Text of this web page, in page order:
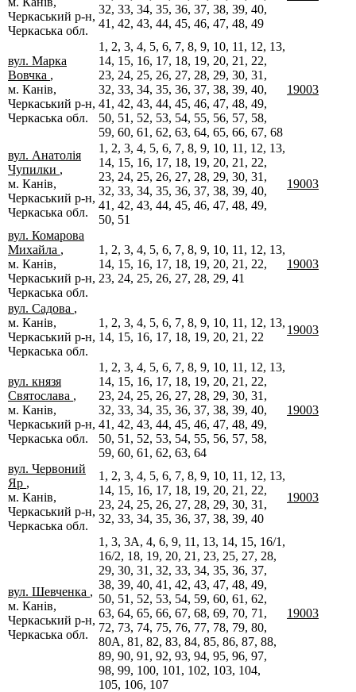
Черкаський р-н,
Черкаська обл.
32, 33, 34, 35, 36, 37, 38, 39, 40,
41, 42, 43, 44, 45, 46, 47, 48, 49
вул. Марка
Вовчка ,
м. Канів,
Черкаський р-н,
Черкаська обл.
1, 2, 3, 4, 5, 6, 7, 8, 9, 10, 11, 12, 13,
14, 15, 16, 17, 18, 19, 20, 21, 22,
23, 24, 25, 26, 27, 28, 29, 30, 31,
32, 33, 34, 35, 36, 37, 38, 39, 40,
41, 42, 43, 44, 45, 46, 47, 48, 49,
50, 51, 52, 53, 54, 55, 56, 57, 58,
59, 60, 61, 62, 63, 64, 65, 66, 67, 68
19003
вул. Анатолія
Чупилки ,
м. Канів,
Черкаський р-н,
Черкаська обл.
1, 2, 3, 4, 5, 6, 7, 8, 9, 10, 11, 12, 13,
14, 15, 16, 17, 18, 19, 20, 21, 22,
23, 24, 25, 26, 27, 28, 29, 30, 31,
32, 33, 34, 35, 36, 37, 38, 39, 40,
41, 42, 43, 44, 45, 46, 47, 48, 49,
50, 51
19003
вул. Комарова
Михайла ,
м. Канів,
Черкаський р-н,
Черкаська обл.
1, 2, 3, 4, 5, 6, 7, 8, 9, 10, 11, 12, 13,
14, 15, 16, 17, 18, 19, 20, 21, 22,
23, 24, 25, 26, 27, 28, 29, 41
19003
вул. Садова ,
м. Канів,
Черкаський р-н,
Черкаська обл.
1, 2, 3, 4, 5, 6, 7, 8, 9, 10, 11, 12, 13,
14, 15, 16, 17, 18, 19, 20, 21, 22
19003
вул. князя
Святослава ,
м. Канів,
Черкаський р-н,
Черкаська обл.
1, 2, 3, 4, 5, 6, 7, 8, 9, 10, 11, 12, 13,
14, 15, 16, 17, 18, 19, 20, 21, 22,
23, 24, 25, 26, 27, 28, 29, 30, 31,
32, 33, 34, 35, 36, 37, 38, 39, 40,
41, 42, 43, 44, 45, 46, 47, 48, 49,
50, 51, 52, 53, 54, 55, 56, 57, 58,
59, 60, 61, 62, 63, 64
19003
вул. Червоний
Яр ,
м. Канів,
Черкаський р-н,
Черкаська обл.
1, 2, 3, 4, 5, 6, 7, 8, 9, 10, 11, 12, 13,
14, 15, 16, 17, 18, 19, 20, 21, 22,
23, 24, 25, 26, 27, 28, 29, 30, 31,
32, 33, 34, 35, 36, 37, 38, 39, 40
19003
вул. Шевченка ,
м. Канів,
Черкаський р-н,
Черкаська обл.
1, 3, 3А, 4, 6, 9, 11, 13, 14, 15, 16/1,
16/2, 18, 19, 20, 21, 23, 25, 27, 28,
29, 30, 31, 32, 33, 34, 35, 36, 37,
38, 39, 40, 41, 42, 43, 47, 48, 49,
50, 51, 52, 53, 54, 59, 60, 61, 62,
63, 64, 65, 66, 67, 68, 69, 70, 71,
72, 73, 74, 75, 76, 77, 78, 79, 80,
80А, 81, 82, 83, 84, 85, 86, 87, 88,
89, 90, 91, 92, 93, 94, 95, 96, 97,
98, 99, 100, 101, 102, 103, 104,
105, 106, 107
19003